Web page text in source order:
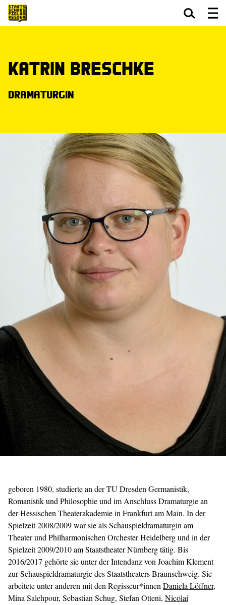
Katrin Breschke
Dramaturgin
geboren 1980, studierte an der TU Dresden Germanistik,
Romanistik und Philosophie und im Anschluss Dramaturgie an
der Hessischen Theaterakademie in Frankfurt am Main. In der
Spielzeit 2008/2009 war sie als Schauspieldramaturgin am
Theater und Philharmonischen Orchester Heidelberg und in der
Spielzeit 2009/2010 am Staatstheater Nürnberg tätig. Bis
2016/2017 gehörte sie unter der Intendanz von Joachim Klement
zur Schauspieldramaturgie des Staatstheaters Braunschweig. Sie
arbeitete unter anderen mit den Regisseur*innen Daniela Löffner,
Mina Salehpour, Sebastian Schug, Stefan Otteni, Nicolai